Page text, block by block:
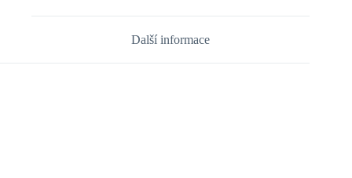
Další informace